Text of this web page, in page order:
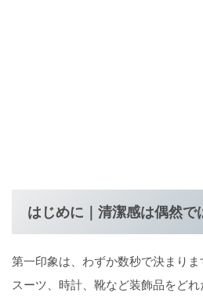
はじめに｜清潔感は偶然で
第一印象は、わずか数秒で決まりま
スーツ、時計、靴など装飾品をどれ